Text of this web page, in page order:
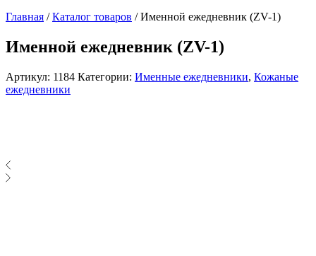
Главная /Каталог товаров /Именной ежедневник (ZV-1)
Именной ежедневник (ZV-1)
Артикул: 1184 Категории: Именные ежедневники, Кожаные
ежедневники